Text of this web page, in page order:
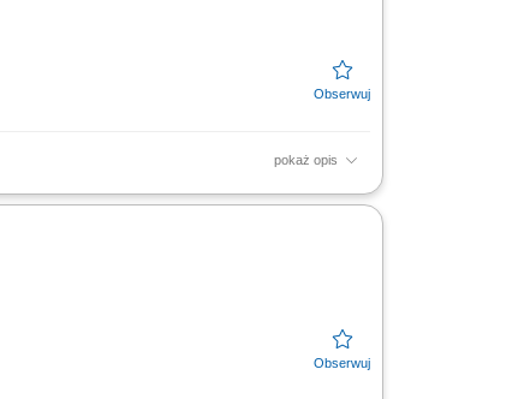
pokaż opis
klientów oraz firm;